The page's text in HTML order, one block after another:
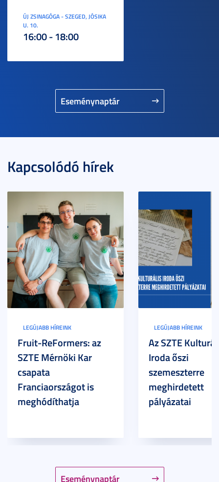
Eseménynaptár
ÚJ ZSINAGÓGA - SZEGED, JÓSIKA
U. 10.
16:00 - 18:00
Kapcsolódó hírek
Eseménynaptár
LEGÚJABB HÍREINK
Fruit-ReFormers: az
SZTE Mérnöki Kar
csapata
Franciaországot is
meghódíthatja
LEGÚJABB HÍREINK
Az SZTE
Iroda őszi
szemeszterre
meghirdetett
pályázatai